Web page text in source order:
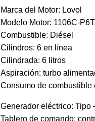
Marca del Motor: Lovol
Modelo Motor: 1106C-
Combustible: Diésel
Cilindros: 6 en línea
Cilindrada: 6 litros
Aspiración: turbo
Consumo de combustible
Generador eléctrico: Tipo
Tablero de comando: